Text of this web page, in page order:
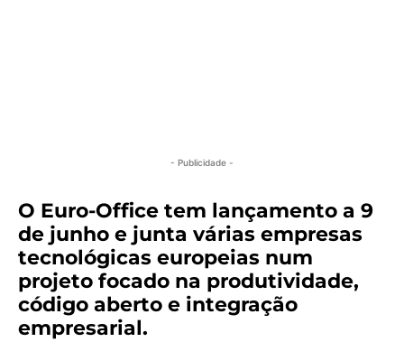
- Publicidade -
O Euro-Office tem lançamento a 9
de junho e junta várias empresas
tecnológicas europeias num
projeto focado na produtividade,
código aberto e integração
empresarial.